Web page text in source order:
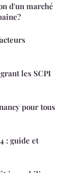
d'un marché
les SCPI
pour tous
: guide et